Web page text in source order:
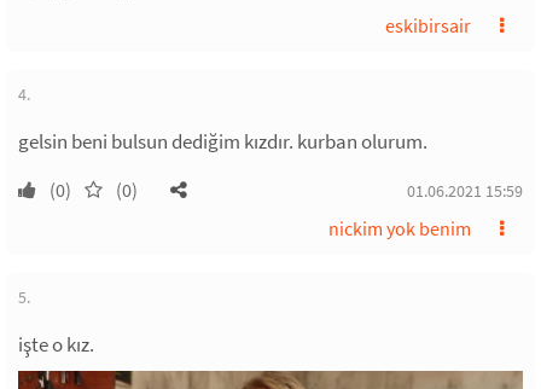
eskibirsair
4.
gelsin beni bulsun dediğim kızdır. kurban olurum.
(0) (0) 01.06.2021 15:59
nickim yok benim
5.
işte o kız.